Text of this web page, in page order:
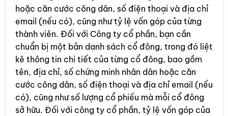
hoặc căn cước công dân, số điện thoại và địa chỉ
email (nếu có), cũng như tỷ lệ vốn góp của từng
thành viên. Đối với Công ty cổ phần, bạn cần
chuẩn bị một bản danh sách cổ đông, trong đó liệt
kê thông tin chi tiết của từng cổ đông, bao gồm
tên, địa chỉ, số chứng minh nhân dân hoặc căn
cước công dân, số điện thoại và địa chỉ email (nếu
có), cũng như số lượng cổ phiếu mà mỗi cổ đông
sở hữu. Đối với công ty cổ phần, tỷ lệ vốn góp của